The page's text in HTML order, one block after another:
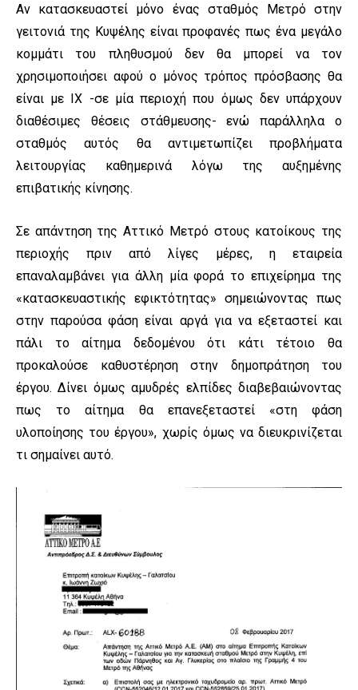
Αν κατασκευαστεί μόνο ένας σταθμός Μετρό στην
γειτονιά της Κυψέλης είναι προφανές πως ένα μεγάλο
κομμάτι του πληθυσμού δεν θα μπορεί να τον
χρησιμοποιήσει αφού ο μόνος τρόπος πρόσβασης θα
είναι με ΙΧ -σε μία περιοχή που όμως δεν υπάρχουν
διαθέσιμες θέσεις στάθμευσης- ενώ παράλληλα ο
σταθμός αυτός θα αντιμετωπίζει προβλήματα
λειτουργίας καθημερινά λόγω της αυξημένης
επιβατικής κίνησης.
Σε απάντηση της Αττικό Μετρό στους κατοίκους της
περιοχής πριν από λίγες μέρες, η εταιρεία
επαναλαμβάνει για άλλη μία φορά το επιχείρημα της
«κατασκευαστικής εφικτότητας» σημειώνοντας πως
στην παρούσα φάση είναι αργά για να εξεταστεί και
πάλι το αίτημα δεδομένου ότι κάτι τέτοιο θα
προκαλούσε καθυστέρηση στην δημοπράτηση του
έργου. Δίνει όμως αμυδρές ελπίδες διαβεβαιώνοντας
πως το αίτημα θα επανεξεταστεί «στη φάση
υλοποίησης του έργου», χωρίς όμως να διευκρινίζεται
τι σημαίνει αυτό.